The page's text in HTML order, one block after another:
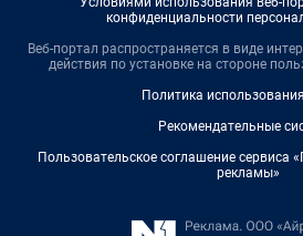
конфиденциальности
Веб-портал распространяется в виде
действия по установке на стороне
Политика
Рекомендательные
Пользовательское соглашение сервиса
рекламы»